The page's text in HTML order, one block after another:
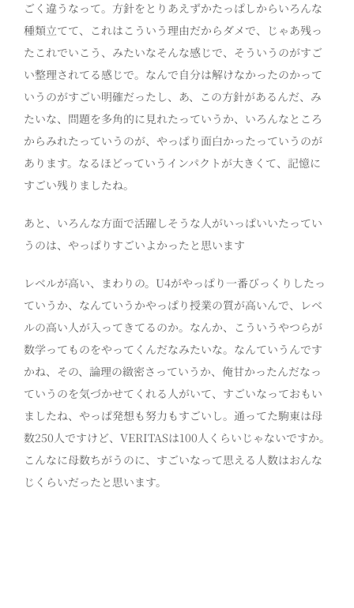
ごく違うなって。方針をとりあえずかたっぱしからいろんな
種類立てて、これはこういう理由だからダメで、じゃあ残っ
たこれでいこう、みたいなそんな感じで、そういうのがすご
い整理されてる感じで。なんで自分は解けなかったのかって
いうのがすごい明確だったし、あ、この方針があるんだ、み
たいな、問題を多角的に見れたっていうか、いろんなところ
からみれたっていうのが、やっぱり面白かったっていうのが
あります。なるほどっていうインパクトが大きくて、記憶に
すごい残りましたね。
あと、いろんな方面で活躍しそうな人がいっぱいいたってい
うのは、やっぱりすごいよかったと思います
レベルが高い、まわりの。U4がやっぱり一番びっくりしたっ
ていうか、なんていうかやっぱり授業の質が高いんで、レベ
ルの高い人が入ってきてるのか。なんか、こういうやつらが
数学ってものをやってくんだなみたいな。なんていうんです
かね、その、論理の緻密さっていうか、俺甘かったんだなっ
ていうのを気づかせてくれる人がいて、すごいなっておもい
ましたね、やっぱ発想も努力もすごいし。通ってた駒東は母
数250人ですけど、VERITASは100人くらいじゃないですか。
こんなに母数ちがうのに、すごいなって思える人数はおんな
じくらいだったと思います。